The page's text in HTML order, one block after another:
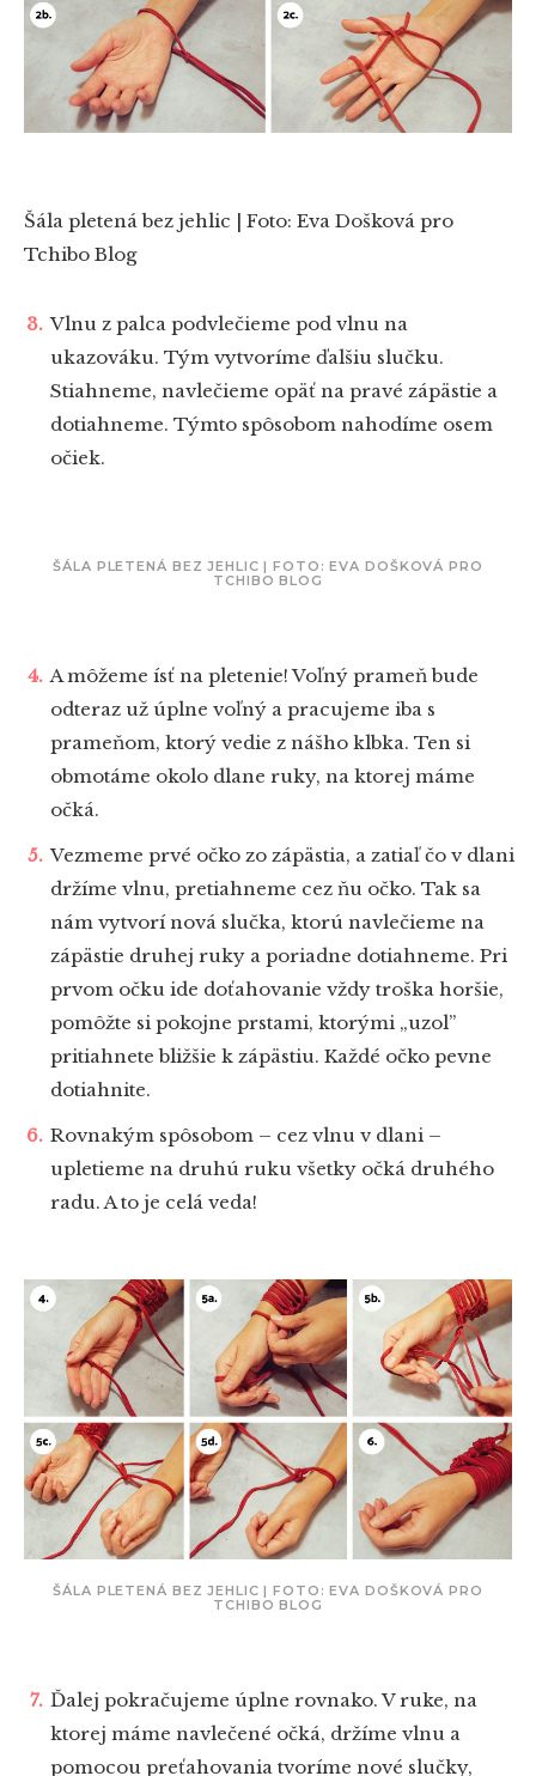
Šála pletená bez jehlic | Foto: Eva Došková pro
Tchibo Blog
Vlnu z palca podvlečieme pod vlnu na
ukazováku. Tým vytvoríme ďalšiu slučku.
Stiahneme, navlečieme opäť na pravé zápästie a
dotiahneme. Týmto spôsobom nahodíme osem
očiek.
ŠÁLA PLETENÁ BEZ JEHLIC | FOTO: EVA DOŠKOVÁ PRO
TCHIBO BLOG
A môžeme ísť na pletenie! Voľný prameň bude
odteraz už úplne voľný a pracujeme iba s
prameňom, ktorý vedie z nášho klbka. Ten si
obmotáme okolo dlane ruky, na ktorej máme
očká.
Vezmeme prvé očko zo zápästia, a zatiaľ čo v dlani
držíme vlnu, pretiahneme cez ňu očko. Tak sa
nám vytvorí nová slučka, ktorú navlečieme na
zápästie druhej ruky a poriadne dotiahneme. Pri
prvom očku ide doťahovanie vždy troška horšie,
pomôžte si pokojne prstami, ktorými „uzol”
pritiahnete bližšie k zápästiu. Každé očko pevne
dotiahnite.
Rovnakým spôsobom – cez vlnu v dlani –
upletieme na druhú ruku všetky očká druhého
radu. A to je celá veda!
ŠÁLA PLETENÁ BEZ JEHLIC | FOTO: EVA DOŠKOVÁ PRO
TCHIBO BLOG
Ďalej pokračujeme úplne rovnako. V ruke, na
ktorej máme navlečené očká, držíme vlnu a
pomocou preťahovania tvoríme nové slučky,